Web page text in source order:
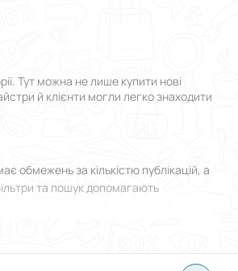
Тут можна не лише купити нові
й клієнти могли легко знаходити
за кількістю публікацій, а
та пошук допомагають
фотографії. Все зроблено